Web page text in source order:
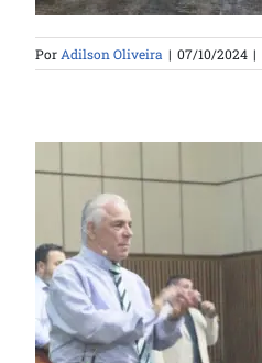
Por Adilson Oliveira | 07/10/2024 |
Apóstolo Jair de
a ICB – DF e